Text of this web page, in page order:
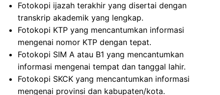
Fotokopi ijazah terakhir yang disertai dengan
transkrip akademik yang lengkap.
Fotokopi KTP yang mencantumkan informasi
mengenai nomor KTP dengan tepat.
Fotokopi SIM A atau B1 yang mencantumkan
informasi mengenai tempat dan tanggal lahir.
Fotokopi SKCK yang mencantumkan informasi
mengenai provinsi dan kabupaten/kota.